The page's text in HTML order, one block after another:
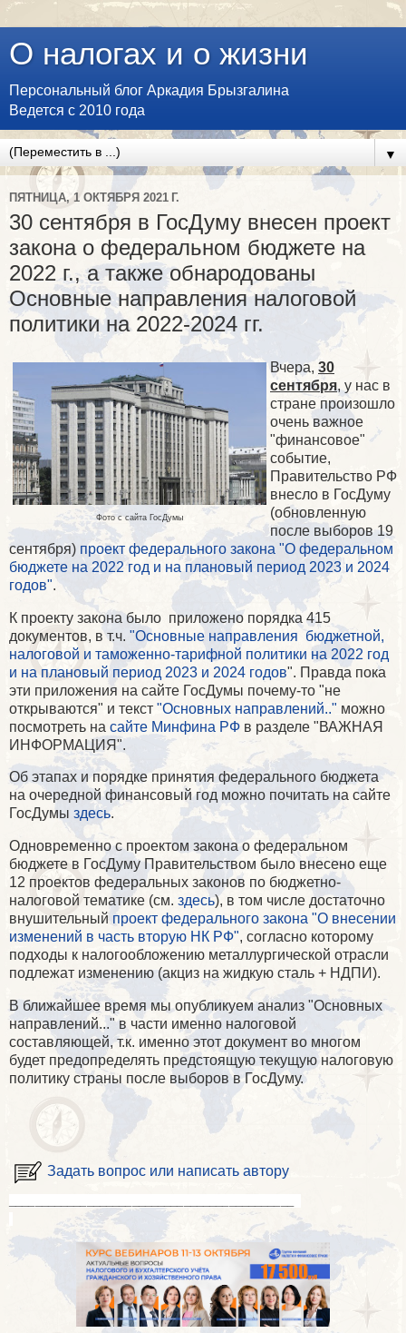
О налогах и о жизни
Персональный блог Аркадия Брызгалина
Ведется с 2010 года
▼
ПЯТНИЦА, 1 ОКТЯБРЯ 2021 Г.
30 сентября в ГосДуму внесен проект
закона о федеральном бюджете на
2022 г., а также обнародованы
Основные направления налоговой
политики на 2022-2024 гг.
Фото с сайта ГосДумы
Вчера, 30
сентября, у нас в
стране произошло
очень важное
"финансовое"
событие,
Правительство РФ
внесло в ГосДуму
(обновленную
после выборов 19
сентября) проект федерального закона "О федеральном
бюджете на 2022 год и на плановый период 2023 и 2024
годов".
К проекту закона было приложено порядка 415
документов, в т.ч. "Основные направления бюджетной,
налоговой и таможенно-тарифной политики на 2022 год
и на плановый период 2023 и 2024 годов". Правда пока
эти приложения на сайте ГосДумы почему-то "не
открываются" и текст "Основных направлений.." можно
посмотреть на сайте Минфина РФ в разделе "ВАЖНАЯ
ИНФОРМАЦИЯ".
Об этапах и порядке принятия федерального бюджета
на очередной финансовый год можно почитать на сайте
ГосДумы здесь.
Одновременно с проектом закона о федеральном
бюджете в ГосДуму Правительством было внесено еще
12 проектов федеральных законов по бюджетно-
налоговой тематике (см. здесь), в том числе достаточно
внушительный проект федерального закона "О внесении
изменений в часть вторую НК РФ", согласно которому
подходы к налогообложению металлургической отрасли
подлежат изменению (акциз на жидкую сталь + НДПИ).
В ближайшее время мы опубликуем анализ "Основных
направлений..." в части именно налоговой
составляющей, т.к. именно этот документ во многом
будет предопределять предстоящую текущую налоговую
политику страны после выборов в ГосДуму.
Задать вопрос или написать автору